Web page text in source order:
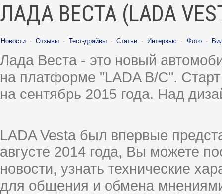
ЛАДА ВЕСТА (LADA
Новости · Отзывы · Тест-драйвы · Статьи · Интервью · Фото ·
Лада Веста - это новый
на платформе "LADA B/C".
на сентябрь 2015 года. Над
LADA Vesta был впервые
августе 2014 года, Вы можете
новости, узнать технические
для общения и обмена